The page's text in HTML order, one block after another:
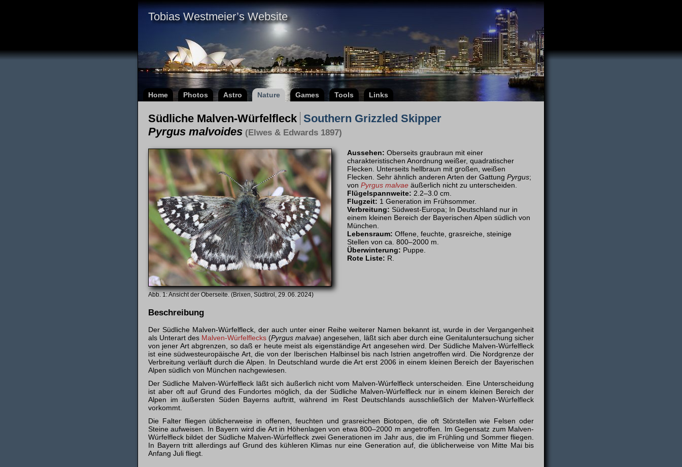
Tobias Westmeier’s Website
Home Photos Astro Nature Games Tools Links
Südliche Malven-Würfelfleck Southern Grizzled Skipper
Pyrgus malvoides (Elwes & Edwards 1897)
Ansicht der Oberseite. (Brixen, Südtirol, 29. 06. 2024)
Aussehen: Oberseits graubraun mit einer
charakteristischen Anordnung weißer, quadratischer
Flecken. Unterseits hellbraun mit großen, weißen
Flecken. Sehr ähnlich anderen Arten der Gattung Pyrgus;
von Pyrgus malvae äußerlich nicht zu unterscheiden.
Flügelspannweite: 2.2–3.0 cm.
Flugzeit: 1 Generation im Frühsommer.
Verbreitung: Südwest-Europa; In Deutschland nur in
einem kleinen Bereich der Bayerischen Alpen südlich von
München.
Lebensraum: Offene, feuchte, grasreiche, steinige
Stellen von ca. 800–2000 m.
Überwinterung: Puppe.
Rote Liste: R.
Beschreibung
Der Südliche Malven-Wúrfelfleck, der auch unter einer Reihe weiterer Namen bekannt ist, wurde in der Vergangenheit
als Unterart des Malven-Wúrfelflecks (Pyrgus malvae) angesehen, läßt sich aber durch eine Genitaluntersuchung sicher
von jener Art abgrenzen, so daß er heute meist als eigenständige Art angesehen wird. Der Südliche Malven-Wúrfelfleck
ist eine südwesteuropäische Art, die von der Iberischen Halbinsel bis nach Istrien angetroffen wird. Die Nordgrenze der
Verbreitung verläuft durch die Alpen. In Deutschland wurde die Art erst 2006 in einem kleinen Bereich der Bayerischen
Alpen südlich von München nachgewiesen.
Der Südliche Malven-Wúrfelfleck läßt sich äußerlich nicht vom Malven-Wúrfelfleck unterscheiden. Eine Unterscheidung
ist aber oft auf Grund des Fundortes möglich, da der Südliche Malven-Wúrfelfleck nur in einem kleinen Bereich der
Alpen im äußersten Süden Bayerns auftritt, während im Rest Deutschlands ausschließlich der Malven-Wúrfelfleck
vorkommt.
Die Falter fliegen üblicherweise in offenen, feuchten und grasreichen Biotopen, die oft Störstellen wie Felsen oder
Steine aufweisen. In Bayern wird die Art in Höhenlagen von etwa 800–2000 m angetroffen. Im Gegensatz zum Malven-
Wúrfelfleck bildet der Südliche Malven-Wúrfelfleck zwei Generationen im Jahr aus, die im Frühling und Sommer fliegen.
In Bayern tritt allerdings auf Grund des kühleren Klimas nur eine Generation auf, die üblicherweise von Mitte Mai bis
Anfang Juli fliegt.